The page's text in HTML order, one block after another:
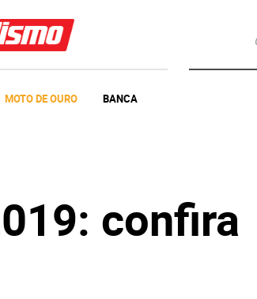
MOTO DE OURO BANCA
confira